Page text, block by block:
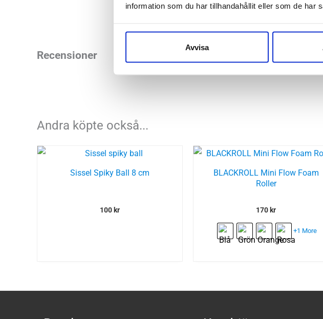
information som du har tillhandahållit eller som de har
Avvisa
Recensioner
Andra köpte också...
Sissel Spiky Ball 8 cm
100 kr
BLACKROLL Mini Flow Foam
Roller
170 kr
+1 More